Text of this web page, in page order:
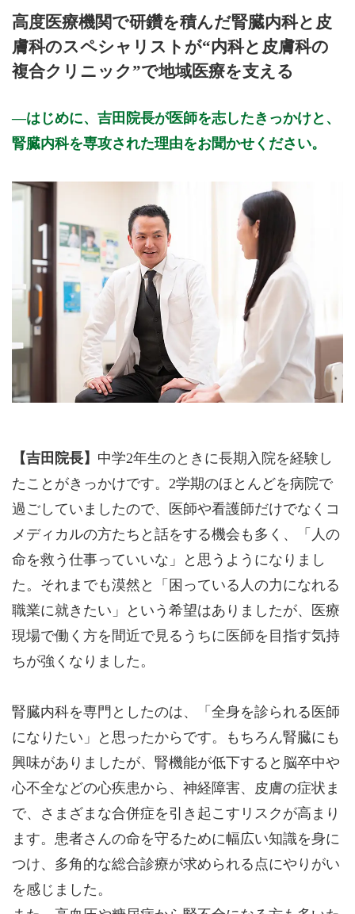
高度医療機関で研鑽を積んだ腎臓内科と皮
膚科のスペシャリストが“内科と皮膚科の
複合クリニック”で地域医療を支える
はじめに、吉田院長が医師を志したきっかけと、
腎臓内科を専攻された理由をお聞かせください。
【吉田院長】 中学2年生のときに長期入院を経験し
たことがきっかけです。2学期のほとんどを病院で
過ごしていましたので、医師や看護師だけでなくコ
メディカルの方たちと話をする機会も多く、「人の
命を救う仕事っていいな」と思うようになりまし
た。それまでも漠然と「困っている人の力になれる
職業に就きたい」という希望はありましたが、医療
現場で働く方を間近で見るうちに医師を目指す気持
ちが強くなりました。
腎臓内科を専門としたのは、「全身を診られる医師
になりたい」と思ったからです。もちろん腎臓にも
興味がありましたが、腎機能が低下すると脳卒中や
心不全などの心疾患から、神経障害、皮膚の症状ま
で、さまざまな合併症を引き起こすリスクが高まり
ます。患者さんの命を守るために幅広い知識を身に
つけ、多角的な総合診療が求められる点にやりがい
を感じました。